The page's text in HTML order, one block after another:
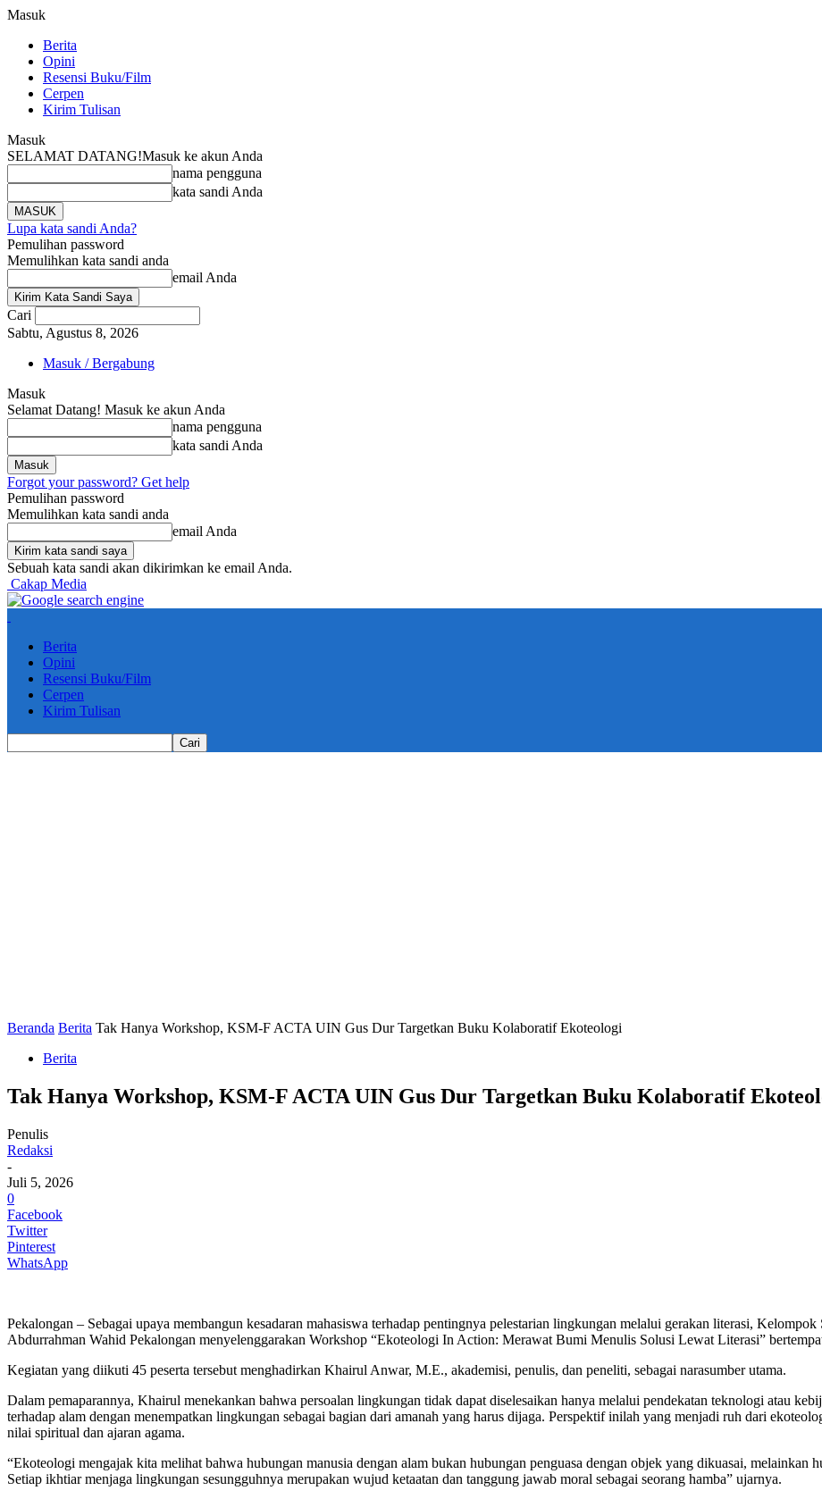
Masuk
Berita
Opini
Resensi Buku/Film
Cerpen
Kirim Tulisan
Masuk
SELAMAT DATANG!Masuk ke akun Anda
nama pengguna
kata sandi Anda
Lupa kata sandi Anda?
Pemulihan password
Memulihkan kata sandi anda
email Anda
Cari
Sabtu, Agustus 8, 2026
Masuk / Bergabung
Masuk
Selamat Datang! Masuk ke akun Anda
nama pengguna
kata sandi Anda
Forgot your password? Get help
Pemulihan password
Memulihkan kata sandi anda
email Anda
Sebuah kata sandi akan dikirimkan ke email Anda.
Cakap Media
Berita
Opini
Resensi Buku/Film
Cerpen
Kirim Tulisan
Beranda Berita Tak Hanya Workshop, KSM-F ACTA UIN Gus Dur Targetkan Buku Kolaboratif Ekoteologi
Berita
Tak Hanya Workshop, KSM-F ACTA UIN Gus Dur Targetkan Buku Kolaboratif
Penulis
Redaksi
-
Juli 5, 2026
0
Facebook
Twitter
Pinterest
WhatsApp
Pekalongan – Sebagai upaya membangun kesadaran mahasiswa terhadap pentingnya pelestarian lingkungan melalui gerakan literasi,
Abdurrahman Wahid Pekalongan menyelenggarakan Workshop “Ekoteologi In Action: Merawat Bumi Menulis Solusi Lewat Literasi”
Kegiatan yang diikuti 45 peserta tersebut menghadirkan Khairul Anwar, M.E., akademisi, penulis, dan peneliti, sebagai narasumber utama.
Dalam pemaparannya, Khairul menekankan bahwa persoalan lingkungan tidak dapat diselesaikan hanya melalui pendekatan teknologi atau
terhadap alam dengan menempatkan lingkungan sebagai bagian dari amanah yang harus dijaga. Perspektif inilah yang menjadi ruh dari
nilai spiritual dan ajaran agama.
“Ekoteologi mengajak kita melihat bahwa hubungan manusia dengan alam bukan hubungan penguasa dengan objek yang dikuasai, melainkan
Setiap ikhtiar menjaga lingkungan sesungguhnya merupakan wujud ketaatan dan tanggung jawab moral sebagai seorang hamba” ujarnya.